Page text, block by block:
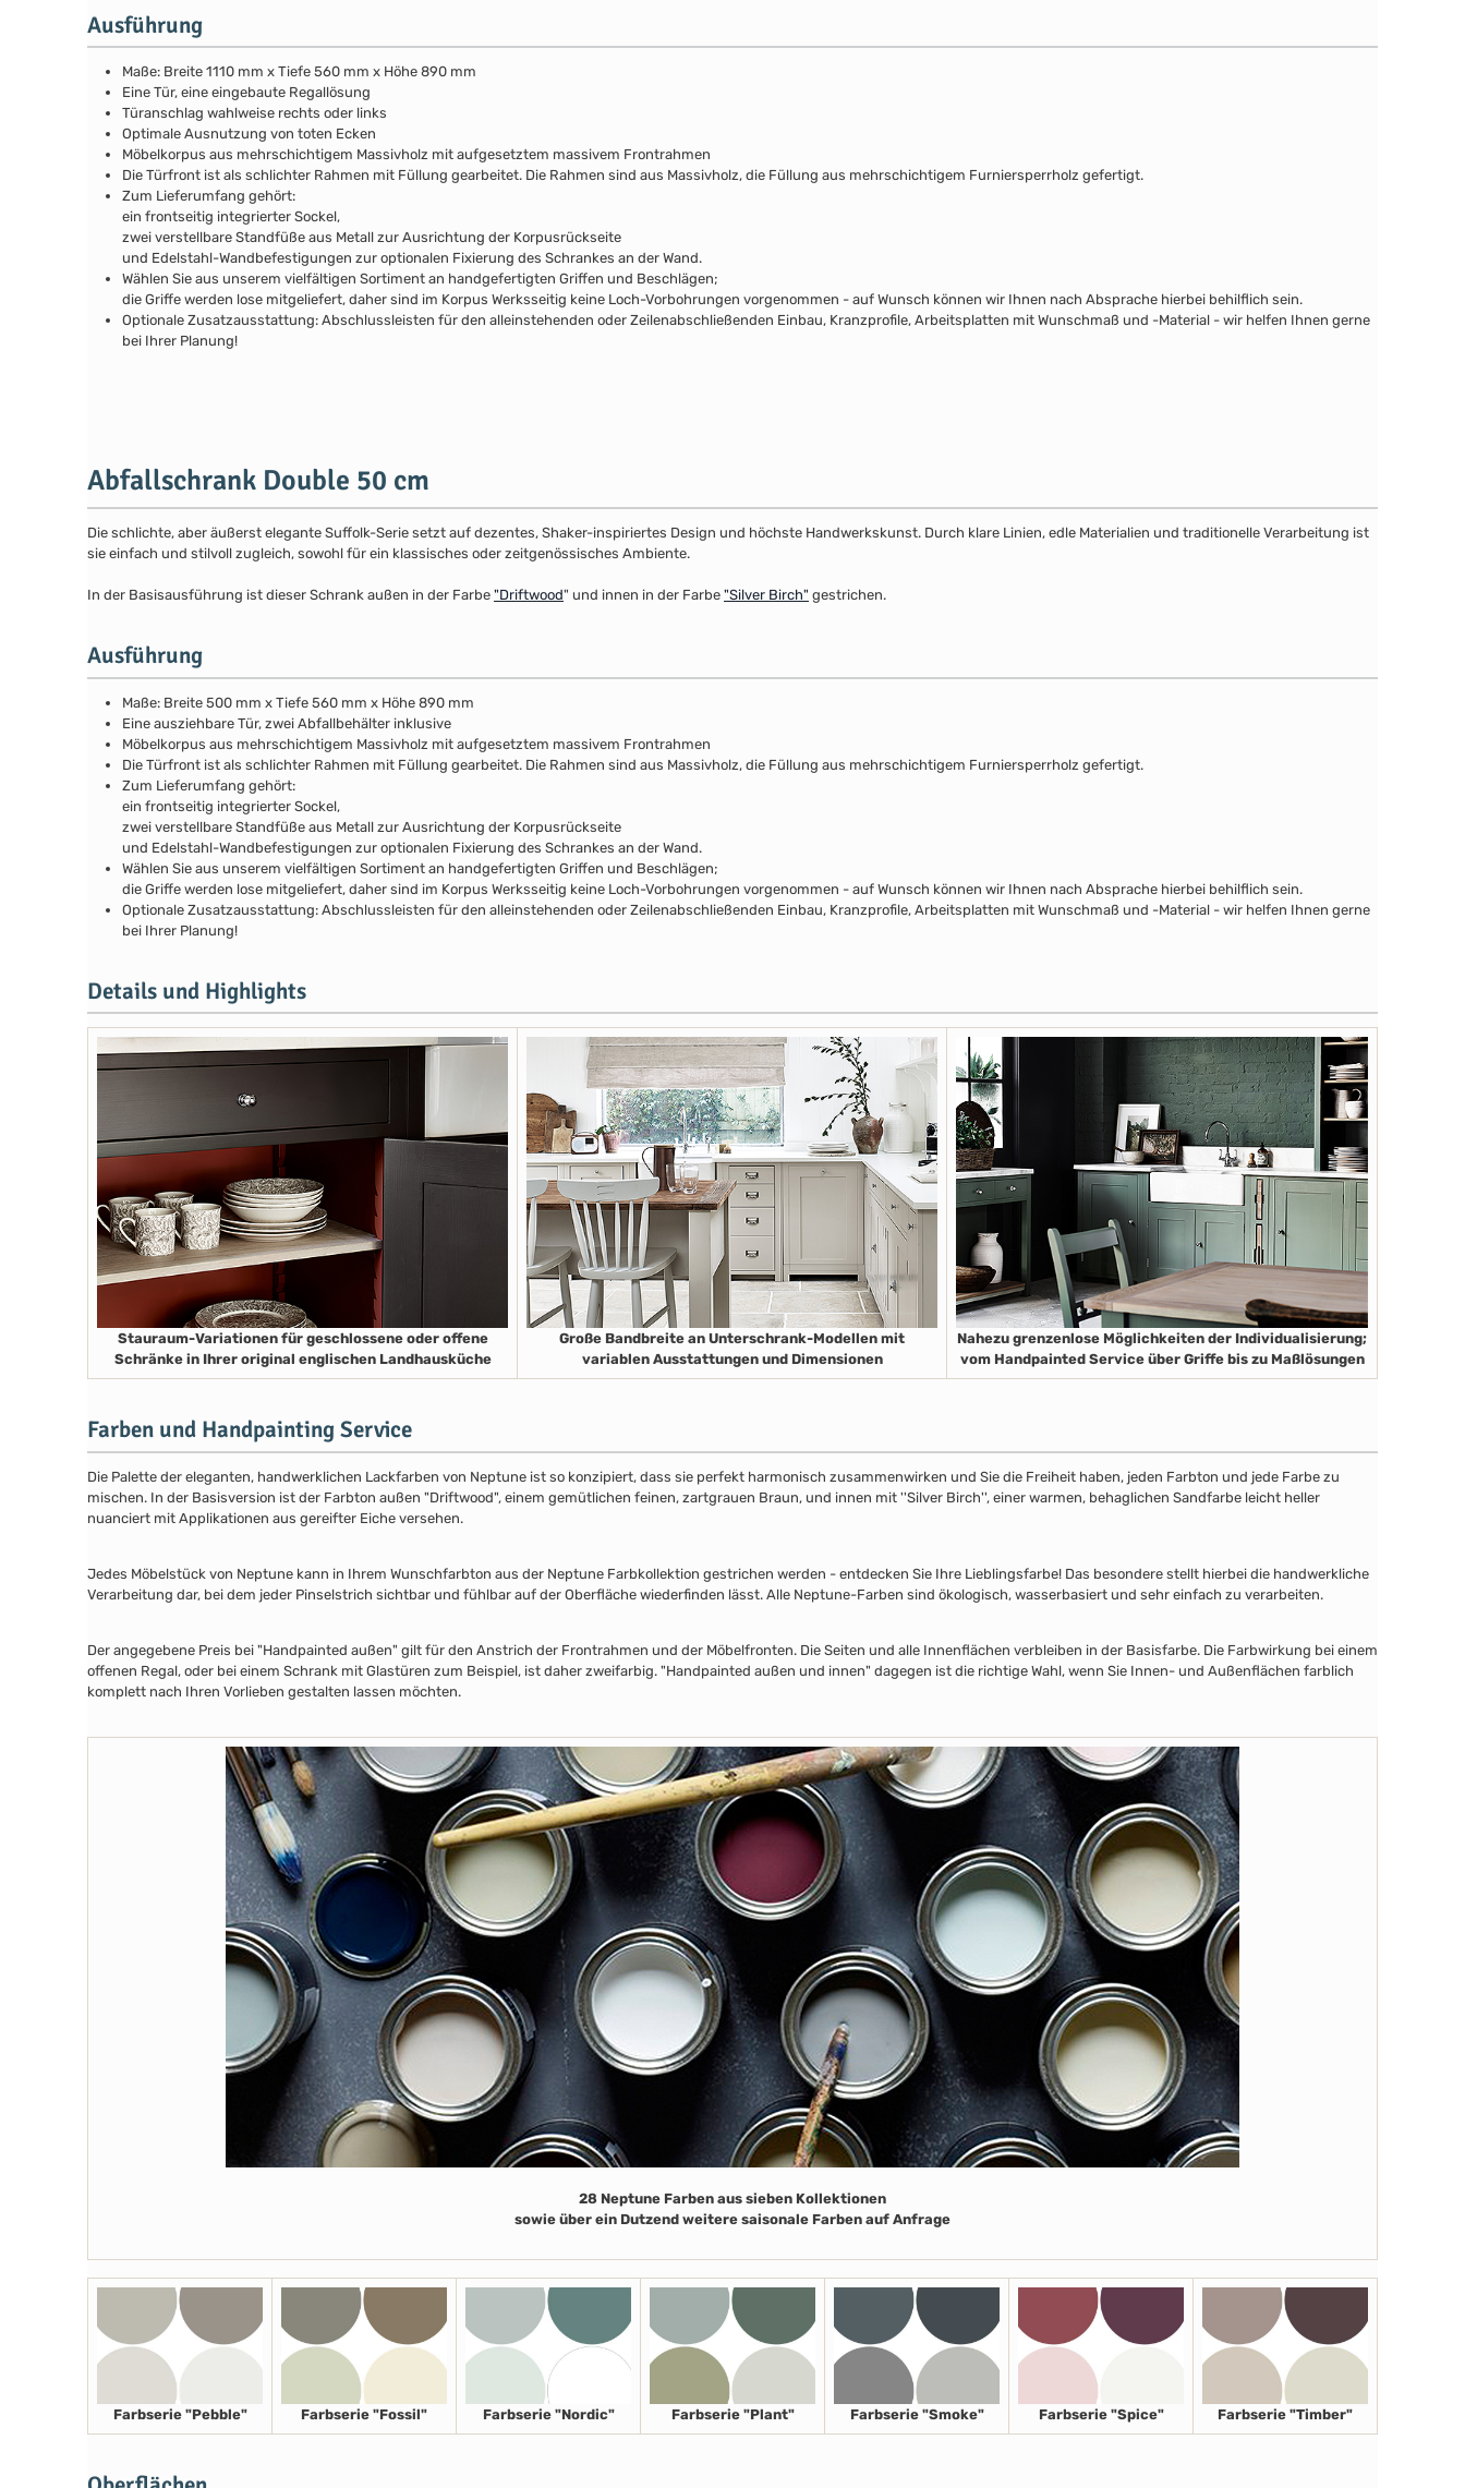
Ausführung
Maße: Breite 1110 mm x Tiefe 560 mm x Höhe 890 mm
Eine Tür, eine eingebaute Regallösung
Türanschlag wahlweise rechts oder links
Optimale Ausnutzung von toten Ecken
Möbelkorpus aus mehrschichtigem Massivholz mit aufgesetztem massivem Frontrahmen
Die Türfront ist als schlichter Rahmen mit Füllung gearbeitet. Die Rahmen sind aus Massivholz, die Füllung aus mehrschichtigem Furniersperrholz gefertigt.
Zum Lieferumfang gehört:
ein frontseitig integrierter Sockel,
zwei verstellbare Standfüße aus Metall zur Ausrichtung der Korpusrückseite
und Edelstahl-Wandbefestigungen zur optionalen Fixierung des Schrankes an der Wand.
Wählen Sie aus unserem vielfältigen Sortiment an handgefertigten Griffen und Beschlägen;
die Griffe werden lose mitgeliefert, daher sind im Korpus Werksseitig keine Loch-Vorbohrungen vorgenommen - auf Wunsch können wir Ihnen nach Absprache hierbei behilflich sein.
Optionale Zusatzausstattung: Abschlussleisten für den alleinstehenden oder Zeilenabschließenden Einbau, Kranzprofile, Arbeitsplatten mit Wunschmaß und -Material - wir helfen Ihnen gerne
bei Ihrer Planung!
Abfallschrank Double 50 cm
Die schlichte, aber äußerst elegante Suffolk-Serie setzt auf dezentes, Shaker-inspiriertes Design und höchste Handwerkskunst. Durch klare Linien, edle Materialien und traditionelle Verarbeitung ist
sie einfach und stilvoll zugleich, sowohl für ein klassisches oder zeitgenössisches Ambiente.
In der Basisausführung ist dieser Schrank außen in der Farbe "Driftwood" und innen in der Farbe "Silver Birch" gestrichen.
Ausführung
Maße: Breite 500 mm x Tiefe 560 mm x Höhe 890 mm
Eine ausziehbare Tür, zwei Abfallbehälter inklusive
Möbelkorpus aus mehrschichtigem Massivholz mit aufgesetztem massivem Frontrahmen
Die Türfront ist als schlichter Rahmen mit Füllung gearbeitet. Die Rahmen sind aus Massivholz, die Füllung aus mehrschichtigem Furniersperrholz gefertigt.
Zum Lieferumfang gehört:
ein frontseitig integrierter Sockel,
zwei verstellbare Standfüße aus Metall zur Ausrichtung der Korpusrückseite
und Edelstahl-Wandbefestigungen zur optionalen Fixierung des Schrankes an der Wand.
Wählen Sie aus unserem vielfältigen Sortiment an handgefertigten Griffen und Beschlägen;
die Griffe werden lose mitgeliefert, daher sind im Korpus Werksseitig keine Loch-Vorbohrungen vorgenommen - auf Wunsch können wir Ihnen nach Absprache hierbei behilflich sein.
Optionale Zusatzausstattung: Abschlussleisten für den alleinstehenden oder Zeilenabschließenden Einbau, Kranzprofile, Arbeitsplatten mit Wunschmaß und -Material - wir helfen Ihnen gerne
bei Ihrer Planung!
Details und Highlights
Stauraum-Variationen für geschlossene oder offene
Schränke in Ihrer original englischen Landhausküche
Große Bandbreite an Unterschrank-Modellen mit
variablen Ausstattungen und Dimensionen
Nahezu grenzenlose Möglichkeiten der Individualisierung;
vom Handpainted Service über Griffe bis zu Maßlösungen
Farben und Handpainting Service
Die Palette der eleganten, handwerklichen Lackfarben von Neptune ist so konzipiert, dass sie perfekt harmonisch zusammenwirken und Sie die Freiheit haben, jeden Farbton und jede Farbe zu
mischen. In der Basisversion ist der Farbton außen "Driftwood", einem gemütlichen feinen, zartgrauen Braun, und innen mit ''Silver Birch'', einer warmen, behaglichen Sandfarbe leicht heller
nuanciert mit Applikationen aus gereifter Eiche versehen.
Jedes Möbelstück von Neptune kann in Ihrem Wunschfarbton aus der Neptune Farbkollektion gestrichen werden - entdecken Sie Ihre Lieblingsfarbe! Das besondere stellt hierbei die handwerkliche
Verarbeitung dar, bei dem jeder Pinselstrich sichtbar und fühlbar auf der Oberfläche wiederfinden lässt. Alle Neptune-Farben sind ökologisch, wasserbasiert und sehr einfach zu verarbeiten.
Der angegebene Preis bei "Handpainted außen" gilt für den Anstrich der Frontrahmen und der Möbelfronten. Die Seiten und alle Innenflächen verbleiben in der Basisfarbe. Die Farbwirkung bei einem
offenen Regal, oder bei einem Schrank mit Glastüren zum Beispiel, ist daher zweifarbig. "Handpainted außen und innen" dagegen ist die richtige Wahl, wenn Sie Innen- und Außenflächen farblich
komplett nach Ihren Vorlieben gestalten lassen möchten.
28 Neptune Farben aus sieben Kollektionen
sowie über ein Dutzend weitere saisonale Farben auf Anfrage
Farbserie "Pebble" Farbserie "Fossil" Farbserie "Nordic" Farbserie "Plant" Farbserie "Smoke" Farbserie "Spice" Farbserie "Timber"